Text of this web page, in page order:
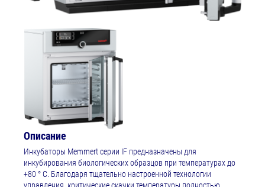
Описание
Инкубаторы Memmert серии IF предназначены для
инкубирования биологических образцов при температурах до
+80 ° C. Благодаря тщательно настроенной технологии